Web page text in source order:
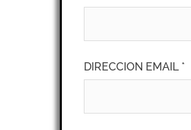
DIRECCION EMAIL *